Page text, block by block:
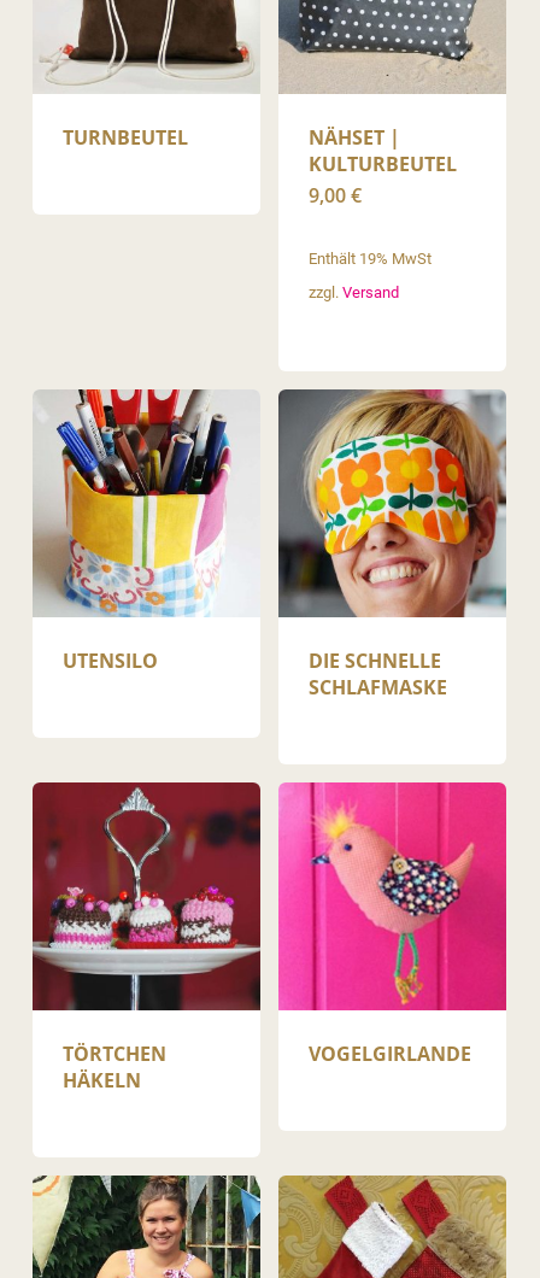
TURNBEUTEL
NÄHSET |
KULTURBEUTEL
9,00€
Enthält 19% MwSt
zzgl.Versand
UTENSILO
DIE SCHNELLE
SCHLAFMASKE
TÖRTCHEN
HÄKELN
VOGEL­GIRLANDE